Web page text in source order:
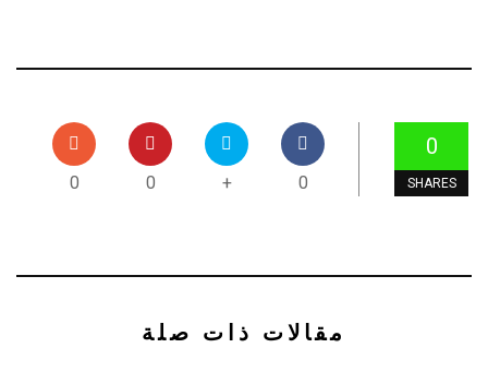
0
SHARES
0
+
0
0
مقالات ذات صلة